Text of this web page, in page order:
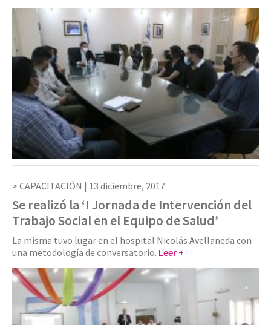
CAPACITACIÓN | 13 diciembre, 2017
Se realizó la ‘I Jornada de Intervención del
Trabajo Social en el Equipo de Salud’
La misma tuvo lugar en el hospital Nicolás Avellaneda con
una metodología de conversatorio. Leer +